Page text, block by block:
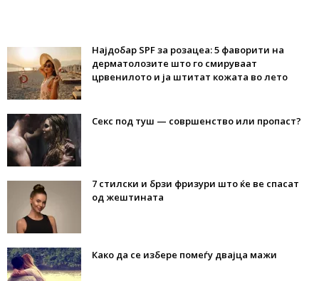
Најдобар SPF за розацеа: 5 фаворити на
дерматолозите што го смируваат
црвенилото и ја штитат кожата во лето
Секс под туш — совршенство или пропаст?
7 стилски и брзи фризури што ќе ве спасат
од жештината
Како да се избере помеѓу двајца мажи